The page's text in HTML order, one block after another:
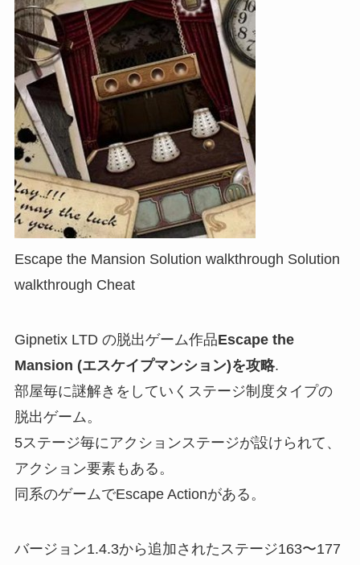
Escape the Mansion Solution walkthrough Solution
walkthrough Cheat
Gipnetix LTD の脱出ゲーム作品Escape the
Mansion (エスケイプマンション)を攻略.
部屋毎に謎解きをしていくステージ制度タイプの
脱出ゲーム。
5ステージ毎にアクションステージが設けられて、
アクション要素もある。
同系のゲームでEscape Actionがある。
バージョン1.4.3から追加されたステージ163〜177